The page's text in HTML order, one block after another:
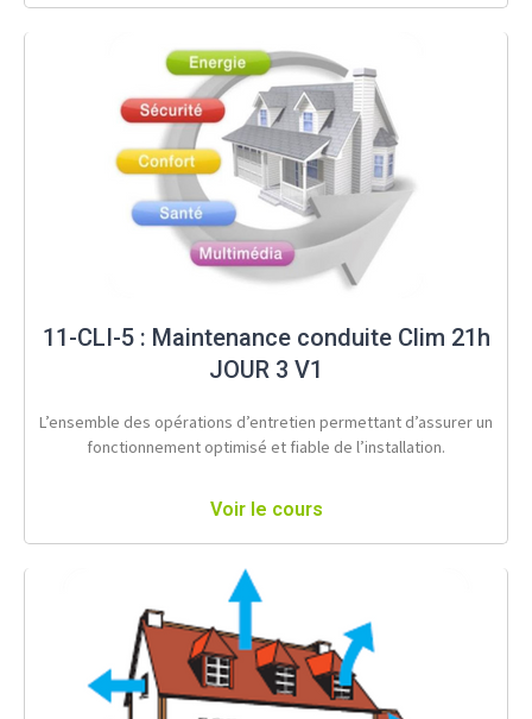
11-CLI-5 : Maintenance conduite Clim 21h
JOUR 3 V1
L’ensemble des opérations d’entretien permettant d’assurer un
fonctionnement optimisé et fiable de l’installation.
Voir le cours